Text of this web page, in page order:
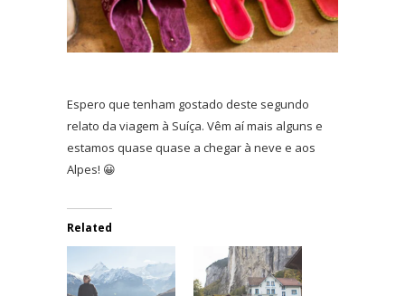
Espero que tenham gostado deste segundo
relato da viagem à Suíça. Vêm aí mais alguns e
estamos quase quase a chegar à neve e aos
Alpes! 😀
Related